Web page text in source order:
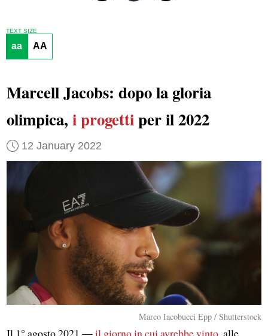
TEXT SIZE
aa AA
Marcell Jacobs: dopo la gloria
olimpica, i progettiper il 2022
12 January 2022
Marco Iacobucci Epp / Shutterstock
Il 1° agosto 2021 —il giorno in cui avrebbe vinto, alle